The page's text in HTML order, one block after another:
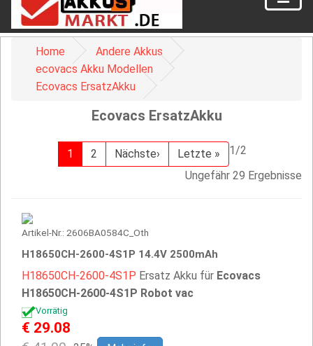
Home
Andere Akkus
ecovacs Akku Modellen
Ecovacs ErsatzAkku
Ecovacs ErsatzAkku
1/2
1 2 Nächste›
Letzte »
Ungefähr 29 Ergebnisse
Artikel-Nr.: 2606BA0584C_Oth
H18650CH-2600-4S1P 14.4V 2500mAh
H18650CH-2600-4S1P Ersatz Akku für Ecovacs
H18650CH-2600-4S1P Robot vac
Vorrätig
€ 29.08